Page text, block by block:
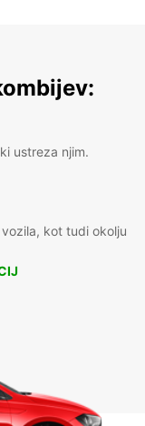
ustreza njim.
kot tudi okolju